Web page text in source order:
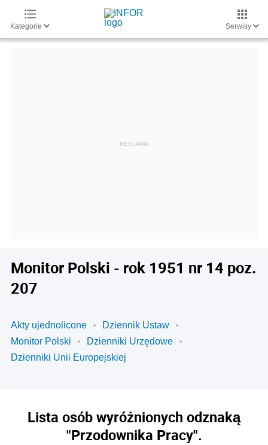
Kategorie Serwisy
Monitor Polski - rok 1951 nr 14 poz.
207
Akty ujednolicone
Dziennik Ustaw
Monitor Polski
Dzienniki Urzędowe
Dzienniki Unii Europejskiej
Lista osób wyróżnionych odznaką
"Przodownika Pracy".